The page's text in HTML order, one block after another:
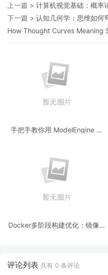
上一篇 > 计算机视觉基础：概率
下一篇 > 认知几何学：思维如
How Thought Curves Meaning
手把手教你用 ModelEngine 打
Docker多阶段构建优化：镜像体
评论列表 共有 0 条评论